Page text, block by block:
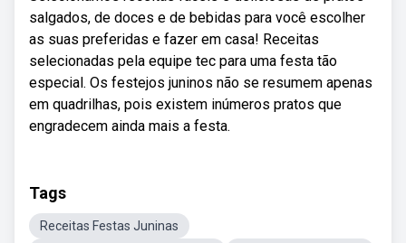
salgados, de doces e de bebidas para você escolher
as suas preferidas e fazer em casa! Receitas
selecionadas pela equipe tec para uma festa tão
especial. Os festejos juninos não se resumem apenas
em quadrilhas, pois existem inúmeros pratos que
engradecem ainda mais a festa.
Tags
Receitas Festas Juninas